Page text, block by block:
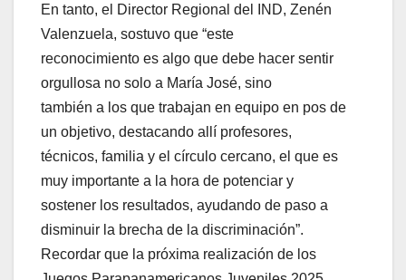
En tanto, el Director Regional del IND, Zenén
Valenzuela, sostuvo que “este
reconocimiento es algo que debe hacer sentir
orgullosa no solo a María José, sino
también a los que trabajan en equipo en pos de
un objetivo, destacando allí profesores,
técnicos, familia y el círculo cercano, el que es
muy importante a la hora de potenciar y
sostener los resultados, ayudando de paso a
disminuir la brecha de la discriminación”.
Recordar que la próxima realización de los